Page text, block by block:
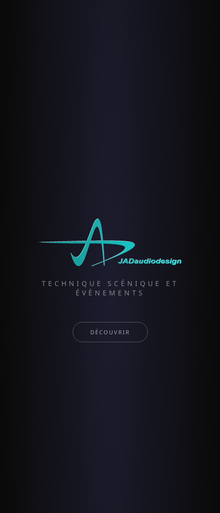
TECHNIQUE SCÉNIQUE ET
ÉVÈNEMENTS
DÉCOUVRIR